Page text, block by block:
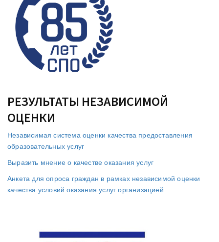
РЕЗУЛЬТАТЫ НЕЗАВИСИМОЙ
ОЦЕНКИ
Независимая система оценки качества предоставления
образовательных услуг
Выразить мнение о качестве оказания услуг
Анкета для опроса граждан в рамках независимой оценки
качества условий оказания услуг организацией